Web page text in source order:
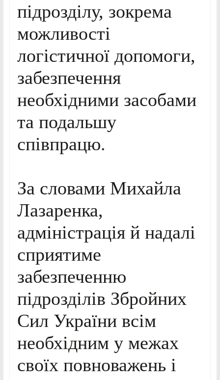
підрозділу, зокрема
можливості
логістичної допомоги,
забезпечення
необхідними засобами
та подальшу
співпрацю.
За словами Михайла
Лазаренка,
адміністрація й надалі
сприятиме
забезпеченню
підрозділів Збройних
Сил України всім
необхідним у межах
своїх повноважень і